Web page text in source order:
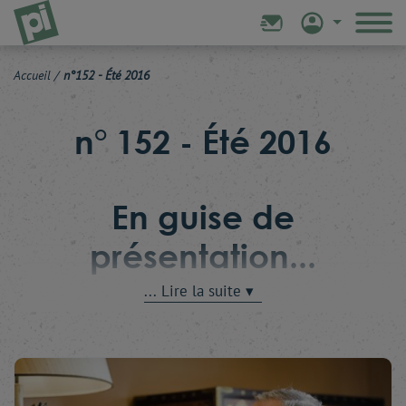
Accueil / n°152 - Été 2016
n° 152 - Été 2016
En guise de
présentation...
Chacun le sent bien, nous vivons une rupture - tant en
rupture entre ceux qui conçoivent la politique
comme un « job », ou comme un jeu, et ceux qui, à